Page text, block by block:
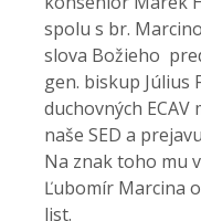
spolu s br.
slova Božieho
gen. biskup Július
duchovných
naše SED a
Na znak toho mu
Ľubomír Marcina
list.